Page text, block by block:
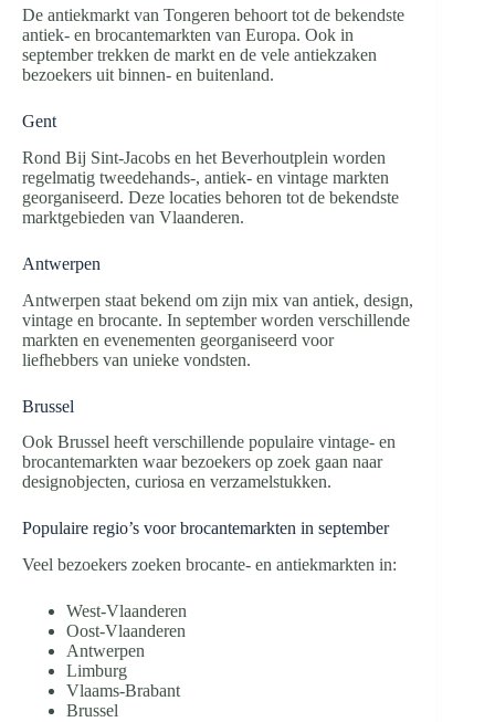
De antiekmarkt van Tongeren behoort tot de bekendste
antiek- en brocantemarkten van Europa. Ook in
september trekken de markt en de vele antiekzaken
bezoekers uit binnen- en buitenland.
Gent
Rond Bij Sint-Jacobs en het Beverhoutplein worden
regelmatig tweedehands-, antiek- en vintage markten
georganiseerd. Deze locaties behoren tot de bekendste
marktgebieden van Vlaanderen.
Antwerpen
Antwerpen staat bekend om zijn mix van antiek, design,
vintage en brocante. In september worden verschillende
markten en evenementen georganiseerd voor
liefhebbers van unieke vondsten.
Brussel
Ook Brussel heeft verschillende populaire vintage- en
brocantemarkten waar bezoekers op zoek gaan naar
designobjecten, curiosa en verzamelstukken.
Populaire regio’s voor brocantemarkten in september
Veel bezoekers zoeken brocante- en antiekmarkten in:
West-Vlaanderen
Oost-Vlaanderen
Antwerpen
Limburg
Vlaams-Brabant
Brussel